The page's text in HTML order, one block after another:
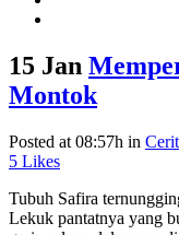
15 Jan
Montok
Posted at 08:57h in
5 Likes
Tubuh Safira
Lekuk pantatnya yang